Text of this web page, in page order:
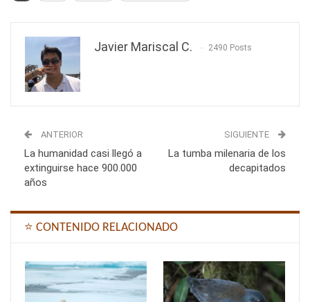
Javier Mariscal C. 2490 Posts
ANTERIOR
La humanidad casi llegó a
extinguirse hace 900.000
años
SIGUIENTE
La tumba milenaria de los
decapitados
⭐ CONTENIDO RELACIONADO